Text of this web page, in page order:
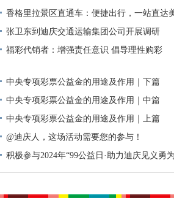
香格里拉景区直通车：便捷出行，一站直达
张卫东到迪庆交通运输集团公司开展调研
福彩代销者：增强责任意识 倡导理性购彩
中央专项彩票公益金的用途及作用｜下篇
中央专项彩票公益金的用途及作用｜中篇
中央专项彩票公益金的用途及作用｜上篇
@迪庆人，这场活动需要您的参与！
积极参与2024年“99公益日·助力迪庆见义勇
动倡议书